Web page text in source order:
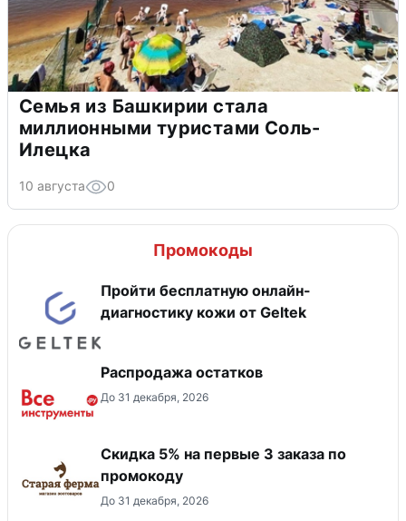
Семья из Башкирии стала
миллионными туристами Соль-
Илецка
10 августа 0
Промокоды
Пройти бесплатную онлайн-
диагностику кожи от Geltek
Распродажа остатков
До 31 декабря, 2026
Скидка 5% на первые 3 заказа по
промокоду
До 31 декабря, 2026